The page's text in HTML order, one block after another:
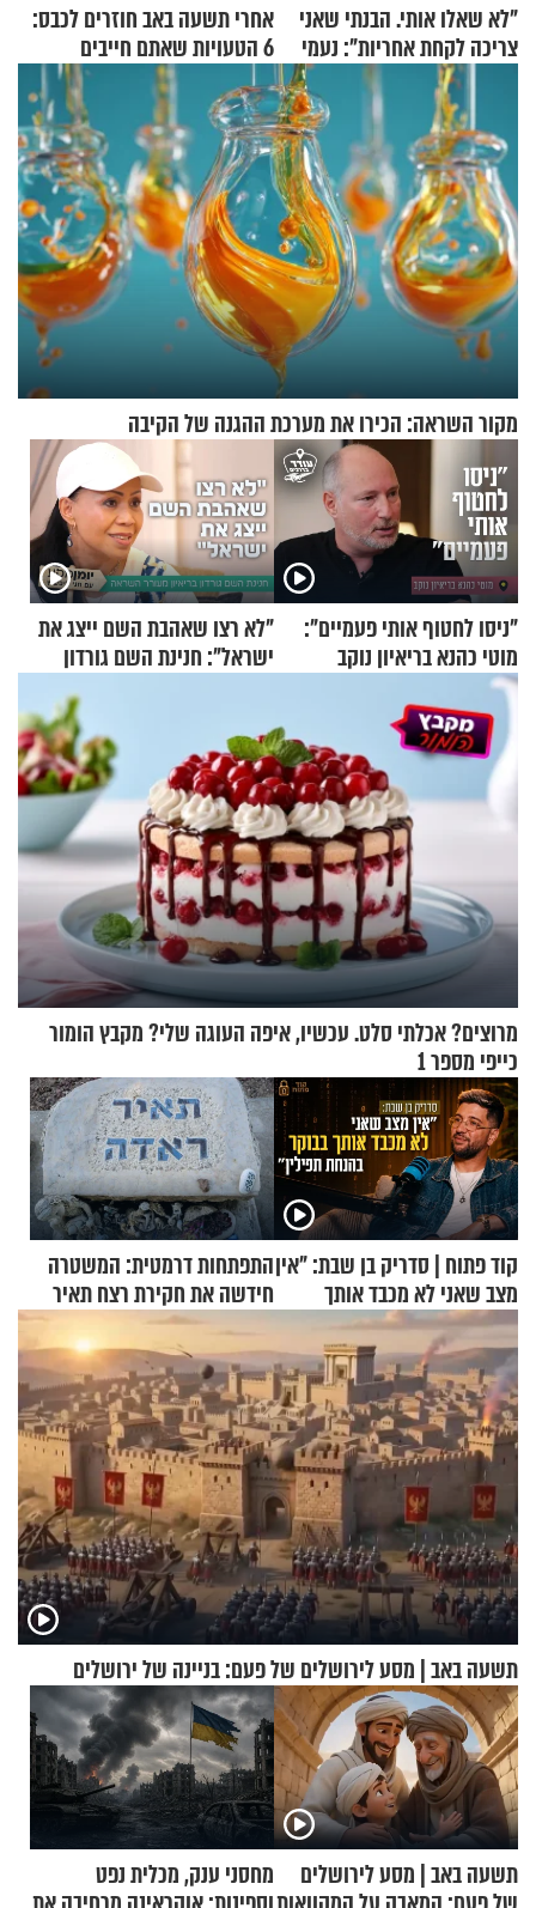
"לא שאלו אותי. הבנתי שאני
צריכה לקחת אחריות": נעמי
בנט בריאיון אישי
אחרי תשעה באב חוזרים לכבס:
6 הטעויות שאתם חייבים
להפסיק לעשות
מקור השראה: הכירו את מערכת ההגנה של הקיבה
"ניסו לחטוף אותי פעמיים":
מוטי כהנא בריאיון נוקב
"לא רצו שאהבת השם ייצג את
ישראל": חנינת השם גורדון
מרוצים? אכלתי סלט. עכשיו, איפה העוגה שלי? מקבץ הומור
כייפי מספר 1
קוד פתוח | סדריק בן שבת: "אין
מצב שאני לא מכבד אותך
בבוקר בהנחת תפילין"
התפתחות דרמטית: המשטרה
חידשה את חקירת רצח תאיר
ראדה
תשעה באב | מסע לירושלים של פעם: בניינה של ירושלים
תשעה באב | מסע לירושלים
מחסני ענק, מכלית נפט